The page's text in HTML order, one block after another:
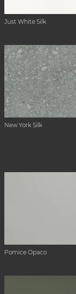
Just White Silk
New York Silk
Pomice Opaco